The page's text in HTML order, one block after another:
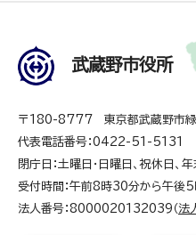
武蔵野市役所
〒180-8777 東京都武蔵野市
代表電話番号：0422-51-5131
閉庁日：土曜日・日曜日、祝休日、
受付時間：午前8時30分から午後5
法人番号：8000020132039（ 法